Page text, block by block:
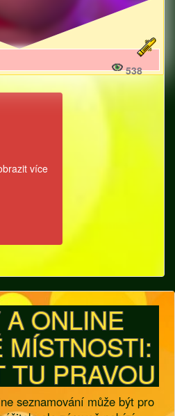
538
více
ONLINE
MÍSTNOSTI:
TU PRAVOU
seznamování může být pro